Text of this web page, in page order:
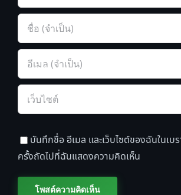
บันทึกชื่อ อีเมล และเว็บไซต์ของฉันในเบ
ครั้งถัดไปที่ฉันแสดงความคิดเห็น